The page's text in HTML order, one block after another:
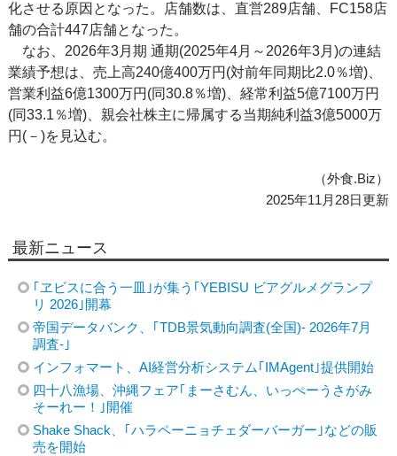
化させる原因となった。店舗数は、直営289店舗、FC158店
舗の合計447店舗となった。
なお、2026年3月期 通期(2025年4月～2026年3月)の連結
業績予想は、売上高240億400万円(対前年同期比2.0％増)、
営業利益6億1300万円(同30.8％増)、経常利益5億7100万円
(同33.1％増)、親会社株主に帰属する当期純利益3億5000万
円(－)を見込む。
（外食.Biz）
2025年11月28日更新
最新ニュース
｢ヱビスに合う一皿｣が集う｢YEBISU ビアグルメグランプ
リ 2026｣開幕
帝国データバンク、｢TDB景気動向調査(全国)- 2026年7月
調査-｣
インフォマート、AI経営分析システム｢IMAgent｣提供開始
四十八漁場、沖縄フェア｢まーさむん、いっぺーうさがみ
そーれー！｣開催
Shake Shack、｢ハラペーニョチェダーバーガー｣などの販
売を開始